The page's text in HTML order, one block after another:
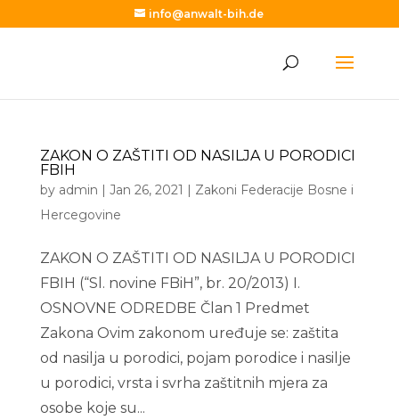
info@anwalt-bih.de
ZAKON O ZAŠTITI OD NASILJA U PORODICI
FBIH
by admin | Jan 26, 2021 | Zakoni Federacije Bosne i
Hercegovine
ZAKON O ZAŠTITI OD NASILJA U PORODICI
FBIH (“Sl. novine FBiH”, br. 20/2013) I.
OSNOVNE ODREDBE Član 1 Predmet
Zakona Ovim zakonom uređuje se: zaštita
od nasilja u porodici, pojam porodice i nasilje
u porodici, vrsta i svrha zaštitnih mjera za
osobe koje su...